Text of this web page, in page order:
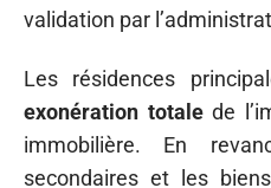
validation par
Les résidences
exonération totalede
immobilière. En
secondaires et les